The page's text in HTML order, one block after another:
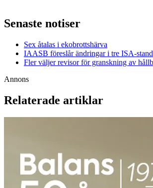
Senaste notiser
Sex åtalas i ekobrottshärva
IAASB föreslår ändringar i tre ISA-
Fler väljer revisor för granskning av
Annons
Relaterade artiklar